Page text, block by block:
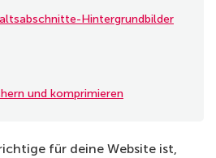
Hintergrundbilder
und komprimieren
für deine Website ist,